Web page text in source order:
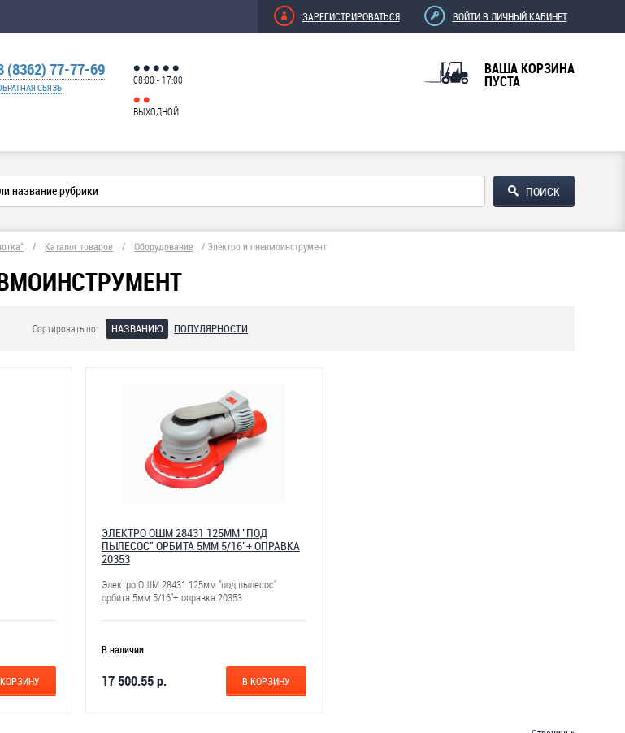
ЗАРЕГИСТРИРОВАТЬСЯ ВОЙТИ В ЛИЧНЫЙ КАБИНЕТ
(8362) 77-77-69
СВЯЗЬ
08:00 - 17:00
ВЫХОДНОЙ
ВАША КОРЗИНА
ПУСТА
/ Каталог товаров / Оборудование / Электро и пневмоинструмент
Сортировать по: НАЗВАНИЮ ПОПУЛЯРНОСТИ
ЭЛЕКТРО ОШМ 28431 125ММ "ПОД
ПЫЛЕСОС" ОРБИТА 5ММ 5/16"+ ОПРАВКА
20353
Электро ОШМ 28431 125мм "под пылесос"
орбита 5мм 5/16"+ оправка 20353
В наличии
17 500.55 р. В КОРЗИНУ